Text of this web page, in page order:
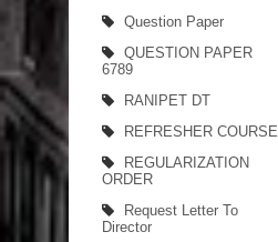
Question Paper
QUESTION PAPER
6789
RANIPET DT
REFRESHER COURSE
REGULARIZATION
ORDER
Request Letter To
Director